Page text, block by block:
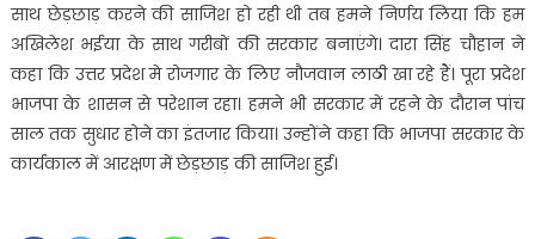
साथ छेड़छाड़ करने की साजिश हो रही थी तब हमने निर्णय लिया कि हम
अखिलेश भईया के साथ गरीबों की सरकार बनाएंगे। दारा सिंह चौहान ने
कहा कि उत्तर प्रदेश मे रोजगार के लिए नौजवान लाठी खा रहे हैं। पूरा प्रदेश
भाजपा के शासन से परेशान रहा। हमने भी सरकार में रहने के दौरान पांच
साल तक सुधार होने का इंतजार किया। उन्होंने कहा कि भाजपा सरकार के
कार्यकाल में आरक्षण में छेड़छाड़ की साजिश हुई।